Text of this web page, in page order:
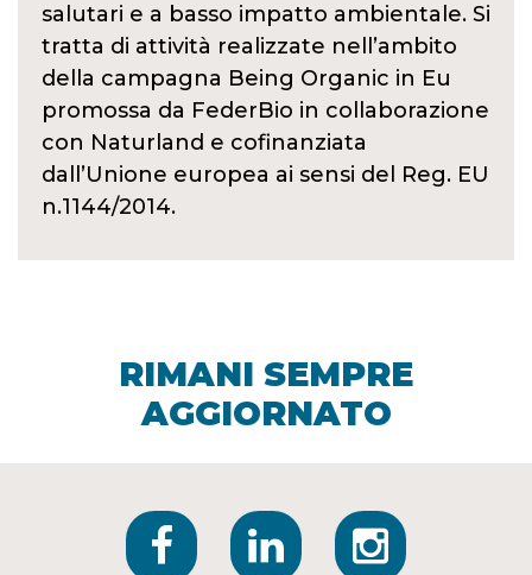
salutari e a basso impatto ambientale. Si
tratta di attività realizzate nell’ambito
della campagna Being Organic in Eu
promossa da FederBio in collaborazione
con Naturland e cofinanziata
dall’Unione europea ai sensi del Reg. EU
n.1144/2014.
RIMANI SEMPRE
AGGIORNATO